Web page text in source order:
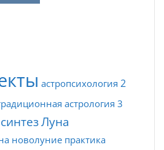
астропсихология 2
астрология 3
синтезЛуна
новолуние практика